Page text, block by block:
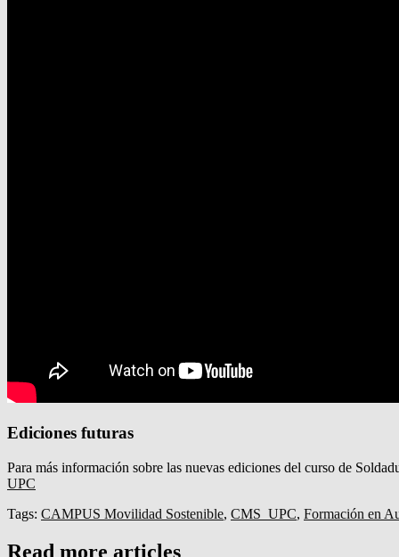
Ediciones futuras
Para más información sobre las nuevas ediciones del curso de
UPC
Tags: CAMPUS Movilidad Sostenible, CMS_UPC, Formación en
Read more articles